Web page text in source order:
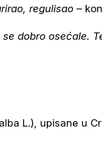
regulisao –
dobro osećale.
L.), upisane u